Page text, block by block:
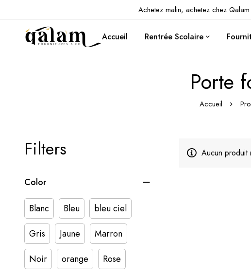
Achetez malin, achetez chez
Accueil Rentrée Scolaire
Porte
Accueil
Filters
Color
Blanc Bleu
bleu ciel
Gris
Jaune
Marron
Noir
orange
Rose
Aucun produit